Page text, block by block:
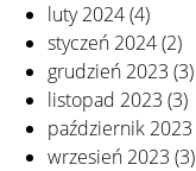
luty 2024(4)
styczeń 2024(2)
grudzień 2023 (3)
listopad 2023 (3)
październik 2023
wrzesień 2023 (3)